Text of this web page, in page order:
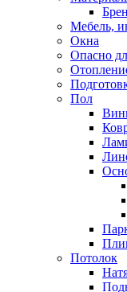
Мебель,
Окна
Опасно
Пол
Потолок